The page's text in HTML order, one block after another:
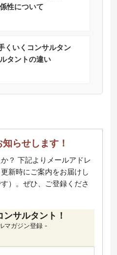
性について
くいくコンサルタン
タントの違い
らせします！
？ 下記よりメールアドレ
新時にご案内をお届けし
）。ぜひ、ご登録くださ
ンサルタント！
マガジン登録 -